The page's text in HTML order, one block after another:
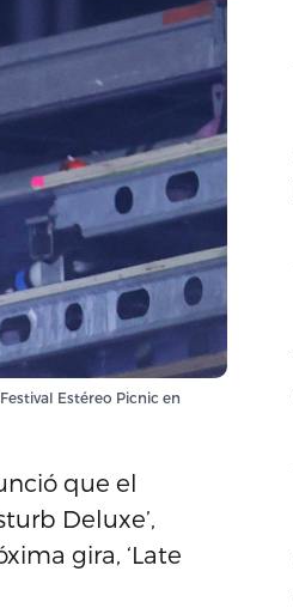
Estéreo Picnic en
que el
Deluxe’,
gira, ‘Late